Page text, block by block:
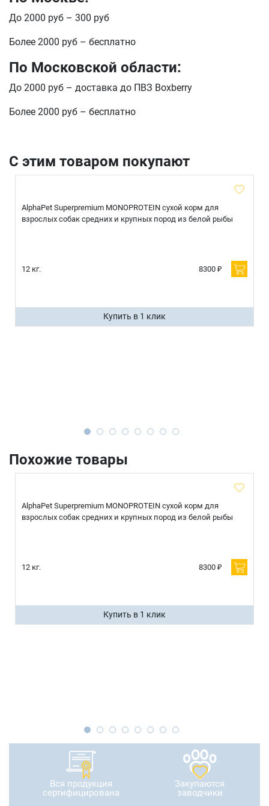
До 2000 руб – 300 руб
Более 2000 руб – бесплатно
По Московской области:
До 2000 руб – доставка до ПВЗ Boxberry
Более 2000 руб – бесплатно
С этим товаром покупают
AlphaPet Superpremium MONOPROTEIN сухой корм для
взрослых собак средних и крупных пород из белой рыбы
12 кг. 8300 ₽
Купить в 1 клик
Похожие товары
AlphaPet Superpremium MONOPROTEIN сухой корм для
взрослых собак средних и крупных пород из белой рыбы
12 кг. 8300 ₽
Купить в 1 клик
Вся продукция
сертифицирована
Закупаются
заводчики
Оформить заказ
E-mail
отправить